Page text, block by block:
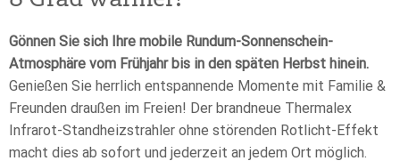
Gönnen Sie sich Ihre mobile Rundum-Sonnenschein-
Atmosphäre vom Frühjahr bis in den späten Herbst hinein.
Genießen Sie herrlich entspannende Momente mit Familie &
Freunden draußen im Freien! Der brandneue Thermalex
Infrarot-Standheizstrahler ohne störenden Rotlicht-Effekt
macht dies ab sofort und jederzeit an jedem Ort möglich.